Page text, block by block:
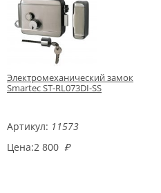
Электромеханический замок
Smartec ST-RL073DI-SS
Артикул: 11573
Цена:2 800 ₽